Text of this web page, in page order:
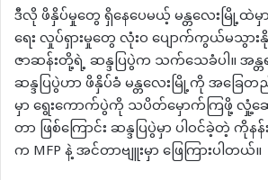
ဒီလို ဖိနှိပ်မှုတွေ ရှိနေပေမယ့် မန္တလေးမြို့ထဲ
ရေး လှုပ်ရှားမှုတွေ လုံးဝ ပျောက်ကွယ်မသွာ
ဇာဆန်းတို့ရဲ့ ဆန္ဒပြပွဲက သက်သေခံပါ။ အန္တ
ဆန္ဒပြပွဲဟာ ဖိနှိပ်ခံ မန္တလေးမြို့ကို အခြေ
မှာ ရွေးကောက်ပွဲကို သပိတ်မှောက်ကြဖို့ လှုံ့ဆ
တာ ဖြစ်ကြောင်း ဆန္ဒပြပွဲမှာ ပါဝင်ခဲ့တဲ့ ကိုန
က MFP နဲ့ အင်တာဗျူးမှာ ဖြေကြားပါတယ်။